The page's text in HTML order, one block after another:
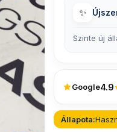
✨
Szinte új
Google4.9
Állapota: